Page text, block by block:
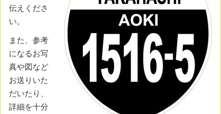
伝えくださ
い。
また、参考
になるお写
真や図など
お送りいた
だいたり、
詳細を十分